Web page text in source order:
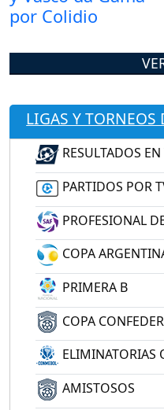
LIGAS Y TORNEOS
RESULTADOS
PARTIDOS POR
PROFESIONAL
COPA
PRIMERA B
COPA
ELIMINATORIAS
AMISTOSOS